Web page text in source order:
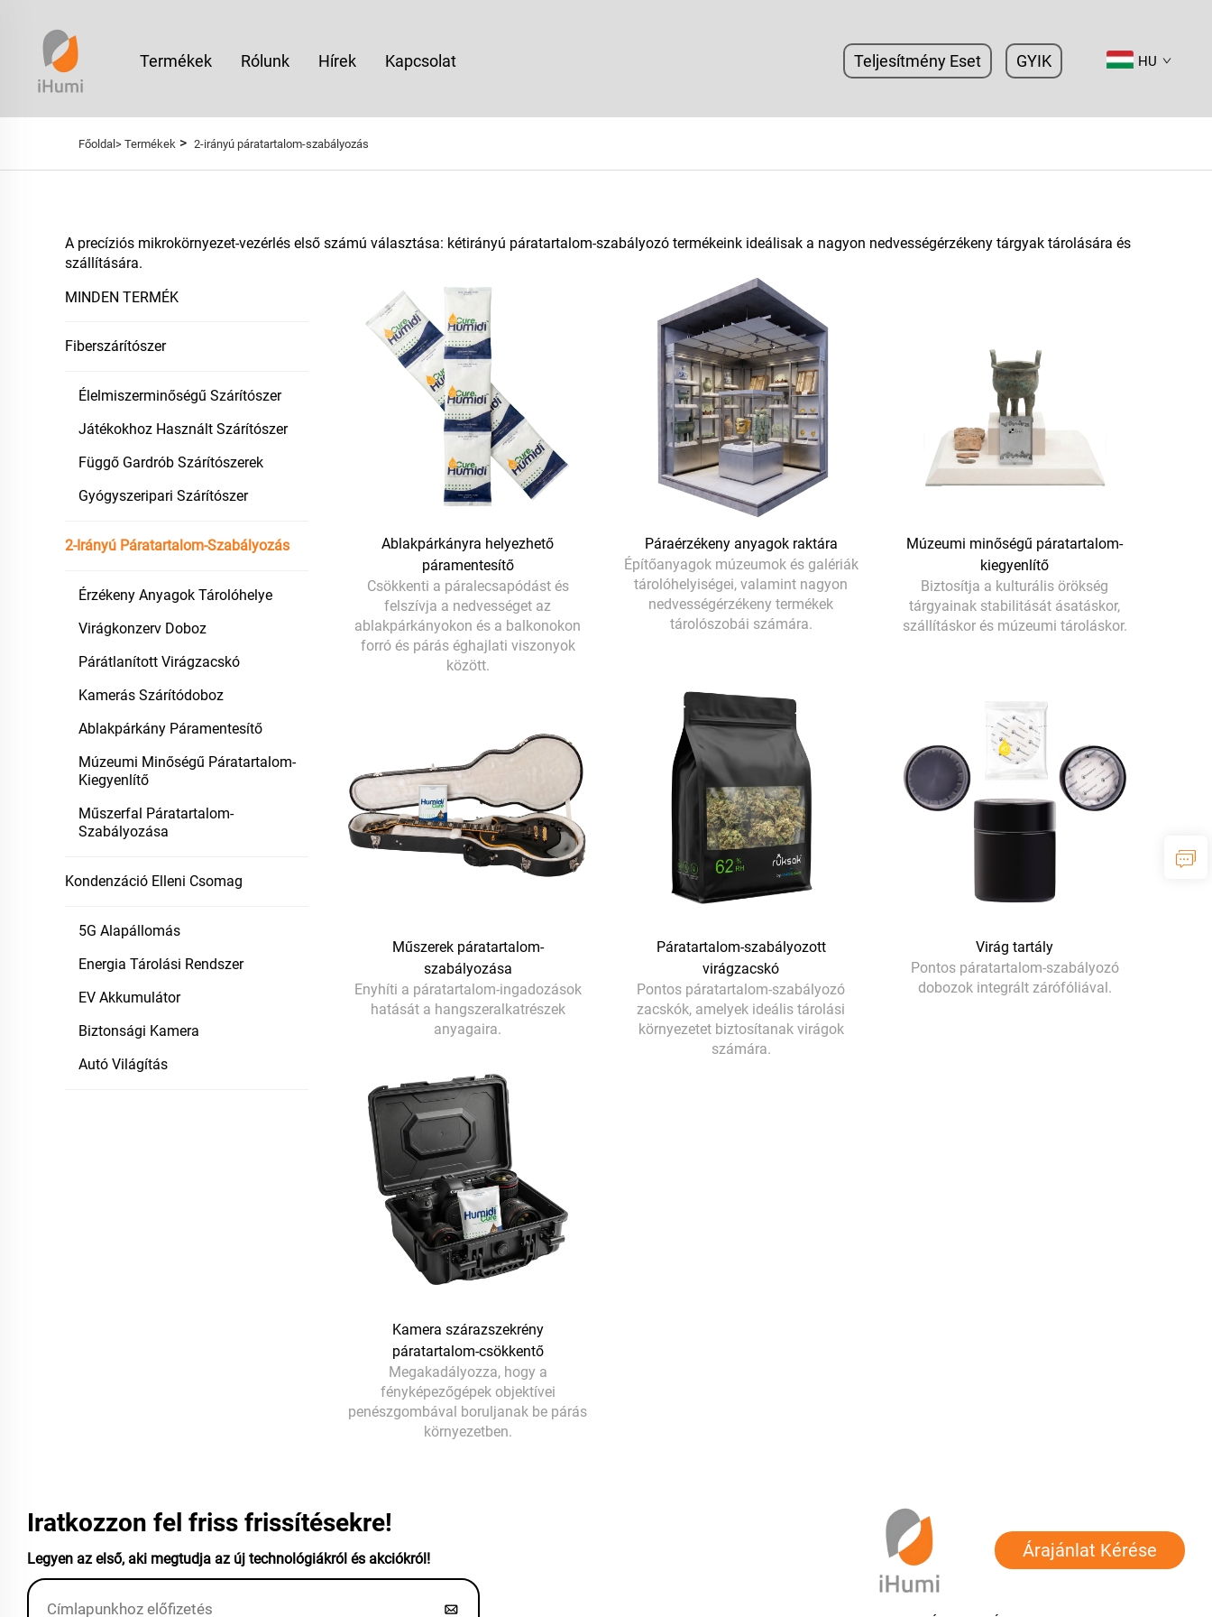
Termékek Rólunk Hírek Kapcsolat Teljesítmény Eset GYIK HU
Főoldal> Termékek > 2-irányú páratartalom-szabályozás
A precíziós mikrokörnyezet-vezérlés első számú választása: kétirányú páratartalom-szabályozó termékeink ideálisak a nagyon nedvességérzékeny tárgyak tárolására és
szállítására.
MINDEN TERMÉK
Fiberszárítószer
Élelmiszerminőségű Szárítószer
Játékokhoz Használt Szárítószer
Függő Gardrób Szárítószerek
Gyógyszeripari Szárítószer
2-Irányú Páratartalom-Szabályozás
Érzékeny Anyagok Tárolóhelye
Virágkonzerv Doboz
Párátlanított Virágzacskó
Kamerás Szárítódoboz
Ablakpárkány Páramentesítő
Múzeumi Minőségű Páratartalom-
Kiegyenlítő
Műszerfal Páratartalom-
Szabályozása
Kondenzáció Elleni Csomag
5G Alapállomás
Energia Tárolási Rendszer
EV Akkumulátor
Biztonsági Kamera
Autó Világítás
Ablakpárkányra helyezhető
páramentesítő
Csökkenti a páralecsapódást és
felszívja a nedvességet az
ablakpárkányokon és a balkonokon
forró és párás éghajlati viszonyok
között.
Páraérzékeny anyagok raktára
Építőanyagok múzeumok és galériák
tárolóhelyiségei, valamint nagyon
nedvességérzékeny termékek
tárolószobái számára.
Múzeumi minőségű páratartalom-
kiegyenlítő
Biztosítja a kulturális örökség
tárgyainak stabilitását ásatáskor,
szállításkor és múzeumi tároláskor.
Műszerek páratartalom-
szabályozása
Enyhíti a páratartalom-ingadozások
hatását a hangszeralkatrészek
anyagaira.
Páratartalom-szabályozott
virágzacskó
Pontos páratartalom-szabályozó
zacskók, amelyek ideális tárolási
környezetet biztosítanak virágok
számára.
Virág tartály
Pontos páratartalom-szabályozó
dobozok integrált zárófóliával.
Kamera szárazszekrény
páratartalom-csökkentő
Megakadályozza, hogy a
fényképezőgépek objektívei
penészgombával boruljanak be párás
környezetben.
Iratkozzon fel friss frissítésekre!
Legyen az első, aki megtudja az új technológiákról és akciókról! Árajánlat Kérése